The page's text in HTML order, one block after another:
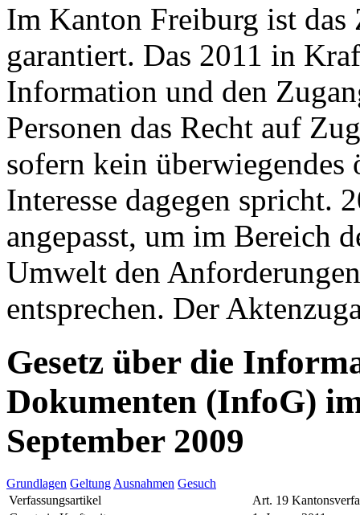
Im Kanton Freiburg ist das
garantiert. Das 2011 in
Information und den
Personen das Recht auf
sofern kein
Interesse dagegen spricht.
angepasst, um im Bereich
Umwelt den
entsprechen. Der
Gesetz über die
Dokumenten (InfoG)
September 2009
Grundlagen Geltung Ausnahmen Gesuch
Verfassungsartikel
Art. 19